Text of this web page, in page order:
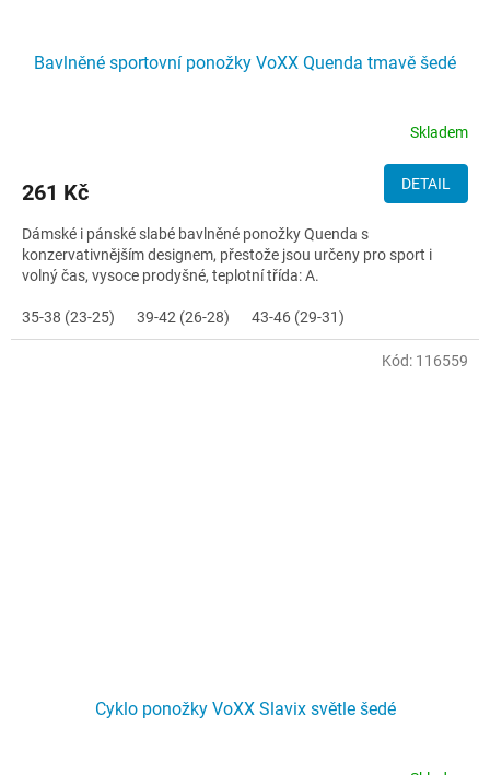
Bavlněné sportovní ponožky VoXX Quenda tmavě šedé
Skladem
261 Kč DETAIL
Dámské i pánské slabé bavlněné ponožky Quenda s
konzervativnějším designem, přestože jsou určeny pro sport i
volný čas, vysoce prodyšné, teplotní třída: A.
35-38 (23-25) 39-42 (26-28) 43-46 (29-31)
Cyklo ponožky VoXX Slavix světle šedé
Kód: 116559